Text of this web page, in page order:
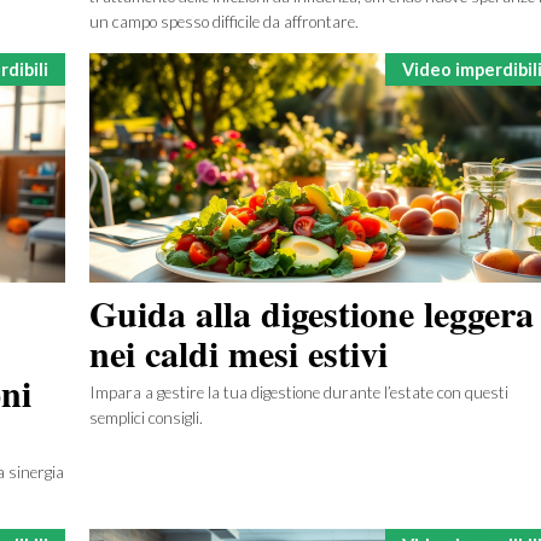
un campo spesso difficile da affrontare.
sinergia
Guida alla digestione leggera
nei caldi mesi estivi
Impara a gestire la tua digestione durante l’estate con questi
semplici consigli.
Categorie
Video